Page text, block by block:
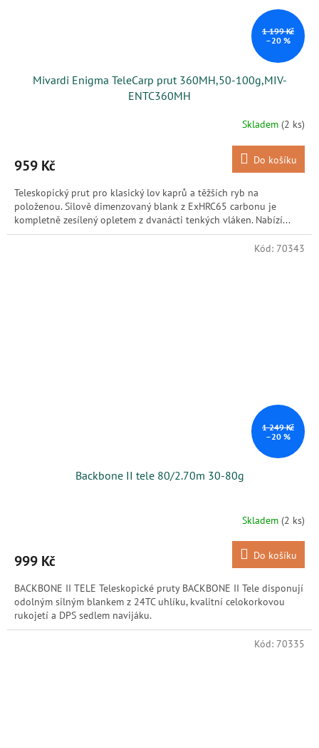
1 199 Kč
–20 %
Mivardi Enigma TeleCarp prut 360MH,50-100g,MIV-
ENTC360MH
Skladem (2 ks)
959 Kč Do košíku
Teleskopický prut pro klasický lov kaprů a těžších ryb na
položenou. Silově dimenzovaný blank z ExHRC65 carbonu je
kompletně zesílený opletem z dvanácti tenkých vláken. Nabízí...
1 249 Kč
–20 %
Backbone II tele 80/2.70m 30-80g
Skladem (2 ks)
999 Kč Do košíku
BACKBONE II TELE Teleskopické pruty BACKBONE II Tele disponují
odolným silným blankem z 24TC uhlíku, kvalitní celokorkovou
rukojetí a DPS sedlem navijáku.
Kód: 70343
Kód: 70335